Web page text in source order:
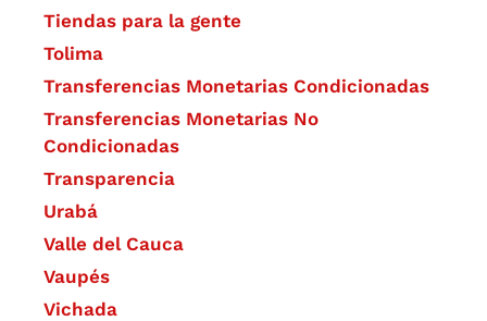
Tiendas para la gente
Tolima
Transferencias Monetarias Condicionadas
Transferencias Monetarias No
Condicionadas
Transparencia
Urabá
Valle del Cauca
Vaupés
Vichada